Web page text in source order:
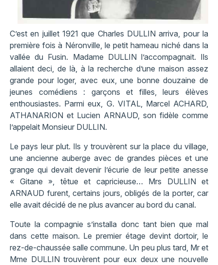
C’est en juillet 1921 que Charles DULLIN arriva, pour la
première fois à Néronville, le petit hameau niché dans la
vallée du Fusin. Madame DULLIN l’accompagnait. Ils
allaient deci, de là, à la recherche d’une maison assez
grande pour loger, avec eux, une bonne douzaine de
jeunes comédiens : garçons et filles, leurs élèves
enthousiastes. Parmi eux, G. VITAL, Marcel ACHARD,
ATHANARION et Lucien ARNAUD, son fidèle comme
l’appelait Monsieur DULLIN.
Le pays leur plut. Ils y trouvèrent sur la place du village,
une ancienne auberge avec de grandes pièces et une
grange qui devait devenir l’écurie de leur petite anesse
« Gitane », têtue et capricieuse… Mrs DULLIN et
ARNAUD furent, certains jours, obligés de la porter, car
elle avait décidé de ne plus avancer au bord du canal.
Toute la compagnie s’installa donc tant bien que mal
dans cette maison. Le premier étage devint dortoir, le
rez-de-chaussée salle commune. Un peu plus tard, Mr et
Mme DULLIN trouvèrent pour eux deux une nouvelle